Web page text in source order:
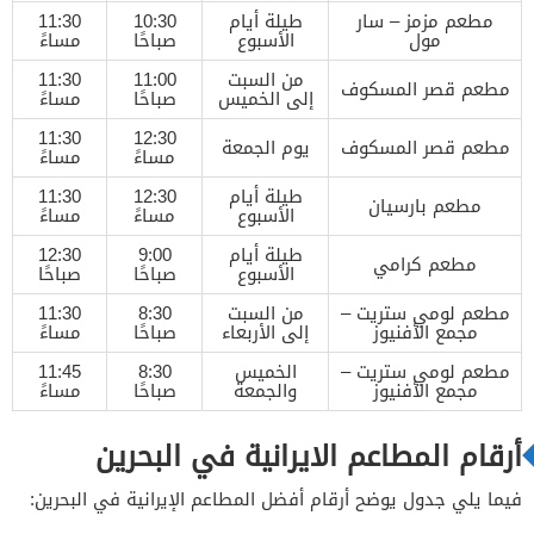
مطعم مزمز – سار
مول
طيلة أيام
الأسبوع
10:30
صباحًا
11:30
مساءً
مطعم قصر المسكوف
من السبت
إلى الخميس
11:00
صباحًا
11:30
مساءً
مطعم قصر المسكوف
يوم الجمعة 12:30
مساءً
11:30
مساءً
مطعم بارسيان
طيلة أيام
الأسبوع
12:30
مساءً
11:30
مساءً
مطعم كرامي
طيلة أيام
الأسبوع
9:00
صباحًا
12:30
صباحًا
مطعم لومي ستريت –
مجمع الأفنيوز
من السبت
إلى الأربعاء
8:30
صباحًا
11:30
مساءً
مطعم لومي ستريت –
مجمع الأفنيوز
الخميس
والجمعة
8:30
صباحًا
11:45
مساءً
أرقام المطاعم الايرانية في البحرين
فيما يلي جدول يوضح أرقام أفضل المطاعم الإيرانية في البحرين: